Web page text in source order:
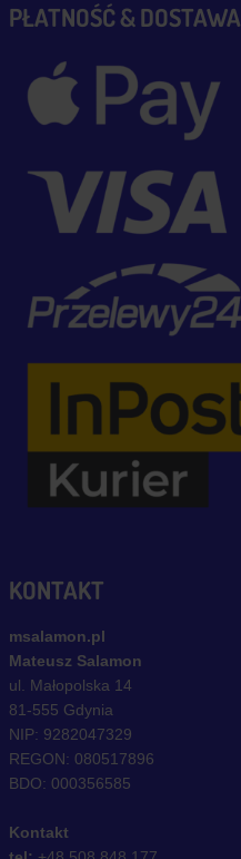
PŁATNOŚĆ & DOSTAWA
KONTAKT
msalamon.pl
Mateusz Salamon
ul. Małopolska 14
81-555 Gdynia
NIP: 9282047329
REGON: 080517896
BDO: 000356585
Kontakt